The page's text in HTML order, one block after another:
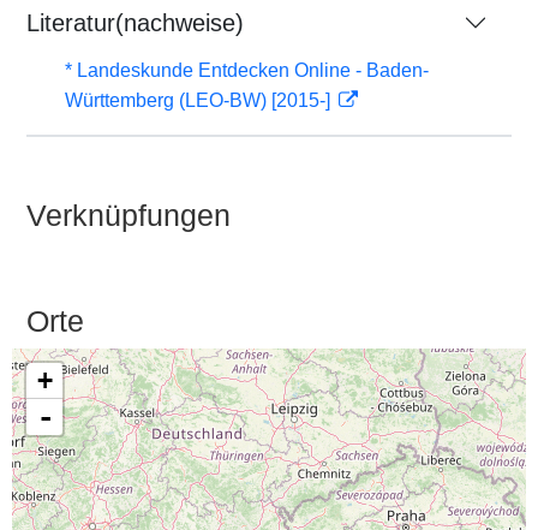
Literatur(nachweise)
* Landeskunde Entdecken Online - Baden-
Württemberg (LEO-BW) [2015-]
Verknüpfungen
Orte
+
-